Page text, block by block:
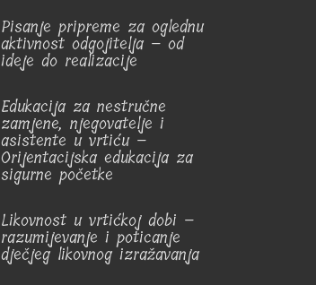
Pisanje pripreme za oglednu
aktivnost odgojitelja – od
ideje do realizacije
Edukacija za nestručne
zamjene, njegovatelje i
asistente u vrtiću –
Orijentacijska edukacija za
sigurne početke
Likovnost u vrtićkoj dobi –
razumijevanje i poticanje
dječjeg likovnog izražavanja